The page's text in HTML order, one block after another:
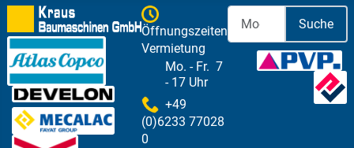
Öffnungszeiten
Vermietung
Mo. - Fr. 7
- 17 Uhr
+49
(0)6233 77028
0
Suche